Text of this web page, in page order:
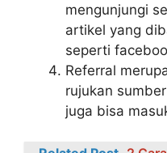
mengunjungi
artikel yang
seperti
Referral
rujukan
juga bisa